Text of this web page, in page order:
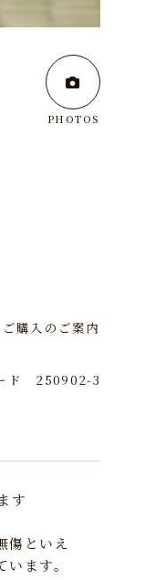
PHOTOS
ご購入のご案内
ド 250902-3
す
傷といえ
ます。